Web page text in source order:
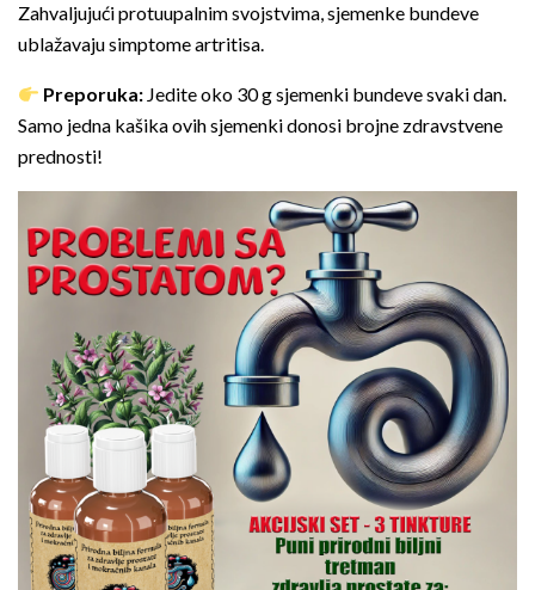
Zahvaljujući protuupalnim svojstvima, sjemenke bundeve
ublažavaju simptome artritisa.
Preporuka: Jedite oko 30 g sjemenki bundeve svaki dan.
Samo jedna kašika ovih sjemenki donosi brojne zdravstvene
prednosti!